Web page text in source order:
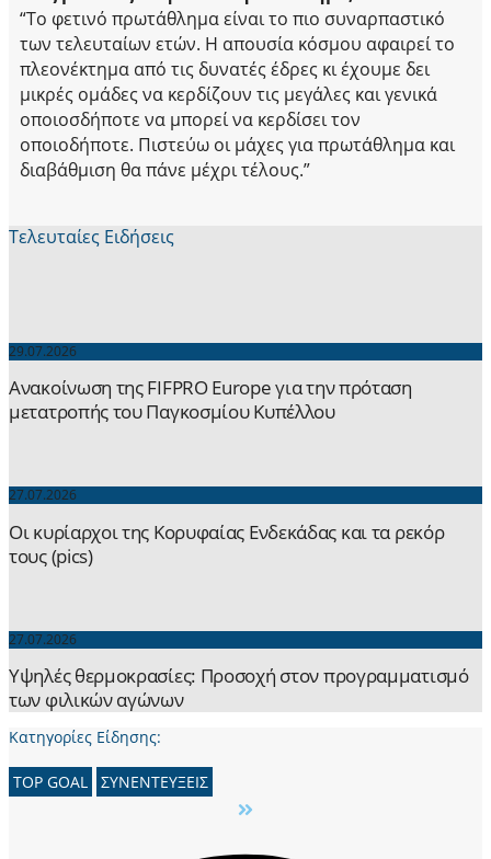
“Το φετινό πρωτάθλημα είναι το πιο συναρπαστικό
των τελευταίων ετών. Η απουσία κόσμου αφαιρεί το
πλεονέκτημα από τις δυνατές έδρες κι έχουμε δει
μικρές ομάδες να κερδίζουν τις μεγάλες και γενικά
οποιοσδήποτε να μπορεί να κερδίσει τον
οποιοδήποτε. Πιστεύω οι μάχες για πρωτάθλημα και
διαβάθμιση θα πάνε μέχρι τέλους.”
Τελευταίες Ειδήσεις
29.07.2026
Ανακοίνωση της FIFPRO Europe για την πρόταση
μετατροπής του Παγκοσμίου Κυπέλλου
27.07.2026
Οι κυρίαρχοι της Κορυφαίας Ενδεκάδας και τα ρεκόρ
τους (pics)
27.07.2026
Yψηλές θερμοκρασίες: Προσοχή στον προγραμματισμό
των φιλικών αγώνων
Κατηγορίες Είδησης:
TOP GOAL ΣΥΝΕΝΤΕΥΞΕΙΣ